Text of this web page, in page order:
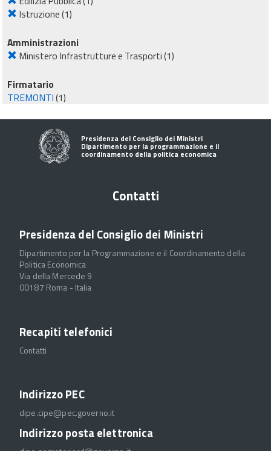
Istruzione(1)
Amministrazioni
Ministero Infrastrutture e Trasporti(1)
Firmatario
TREMONTI(1)
Presidenza del Consiglio dei Ministri
Dipartimento per la programmazione e il
coordinamento della politica economica
Contatti
Presidenza del Consiglio dei Ministri
Dipartimento per la Programmazione e il Coordinamento della
Politica Economica
Via della Mercede 9
00187 Roma - Italia
Recapiti telefonici
Contatti
Indirizzo PEC
dipe.cipe@pec.governo.it
Indirizzo posta elettronica